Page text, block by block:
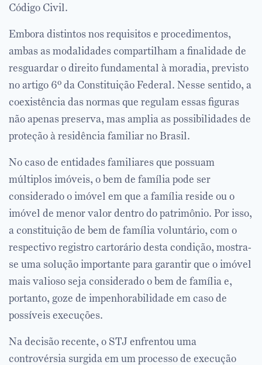
Código Civil.
Embora distintos nos requisitos e procedimentos,
ambas as modalidades compartilham a finalidade de
resguardar o direito fundamental à moradia, previsto
no artigo 6º da Constituição Federal. Nesse sentido, a
coexistência das normas que regulam essas figuras
não apenas preserva, mas amplia as possibilidades de
proteção à residência familiar no Brasil.
No caso de entidades familiares que possuam
múltiplos imóveis, o bem de família pode ser
considerado o imóvel em que a família reside ou o
imóvel de menor valor dentro do patrimônio. Por isso,
a constituição de bem de família voluntário, com o
respectivo registro cartorário desta condição, mostra-
se uma solução importante para garantir que o imóvel
mais valioso seja considerado o bem de família e,
portanto, goze de impenhorabilidade em caso de
possíveis execuções.
Na decisão recente, o STJ enfrentou uma
controvérsia surgida em um processo de execução